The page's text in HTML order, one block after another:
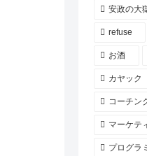
安政の大
refuse
お酒
カヤック
コーチン
マーケテ
プログラ